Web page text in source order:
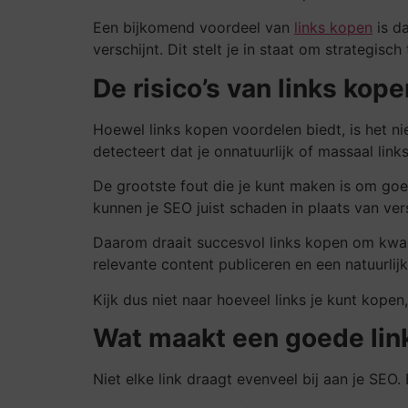
Een bijkomend voordeel van links kopen is
verschijnt. Dit stelt je in staat om
De risico’s van links
Hoewel links kopen voordelen biedt, is het
detecteert dat je onnatuurlijk of massaal
De grootste fout die je kunt maken is om
kunnen je SEO juist schaden in plaats van
Daarom draait succesvol links kopen om
relevante content publiceren en een
Kijk dus niet naar hoeveel links je kunt
Wat maakt een goede
Niet elke link draagt evenveel bij aan je